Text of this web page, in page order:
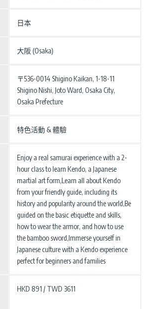
日本
大阪 (Osaka)
〒536-0014 Shigino Kaikan, 1-18-11
Shigino Nishi, Joto Ward, Osaka City,
Osaka Prefecture
特色活動 & 體驗
Enjoy a real samurai experience with a 2-
hour class to learn Kendo, a Japanese
martial art form,Learn all about Kendo
from your friendly guide, including its
history and popularity around the world,Be
guided on the basic etiquette and skills,
how to wear the armor, and how to use
the bamboo sword,Immerse yourself in
Japanese culture with a Kendo experience
perfect for beginners and families
HKD 891 / TWD 3611